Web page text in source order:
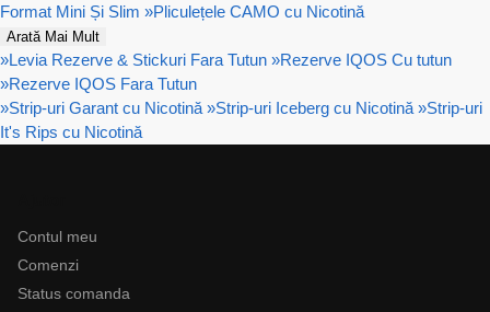
Format Mini Și Slim »Pliculețele CAMO cu Nicotină
Arată Mai Mult
»Levia Rezerve & Stickuri Fara Tutun »Rezerve IQOS Cu tutun
»Rezerve IQOS Fara Tutun
»Strip-uri Garant cu Nicotină »Strip-uri Iceberg cu Nicotină »Strip-uri
It's Rips cu Nicotină
Contul meu
Comenzi
Status comanda